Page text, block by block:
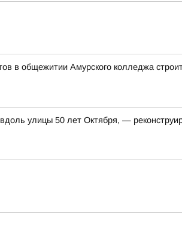
в общежитии Амурского колледжа
улицы 50 лет Октября, —